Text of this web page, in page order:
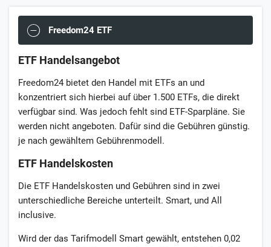
Freedom24 ETF
ETF Handelsangebot
Freedom24 bietet den Handel mit ETFs an und
konzentriert sich hierbei auf über 1.500 ETFs, die direkt
verfügbar sind. Was jedoch fehlt sind ETF-Sparpläne. Sie
werden nicht angeboten. Dafür sind die Gebühren günstig.
je nach gewähltem Gebührenmodell.
ETF Handelskosten
Die ETF Handelskosten und Gebühren sind in zwei
unterschiedliche Bereiche unterteilt. Smart, und All
inclusive.
Wird der das Tarifmodell Smart gewählt, entstehen 0,02